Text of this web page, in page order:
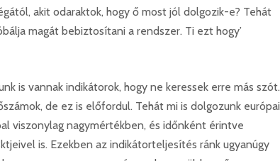
akit odaraktok, hogy ő most jól dolgozik-e? Tehát
magát bebiztosítani a rendszer. Ti ezt hogy’
is vannak indikátorok, hogy ne keressek erre más szót.
de ez is előfordul. Tehát mi is dolgozunk európai
viszonylag nagymértékben, és időnként érintve
is. Ezekben az indikátorteljesítés ránk ugyanúgy